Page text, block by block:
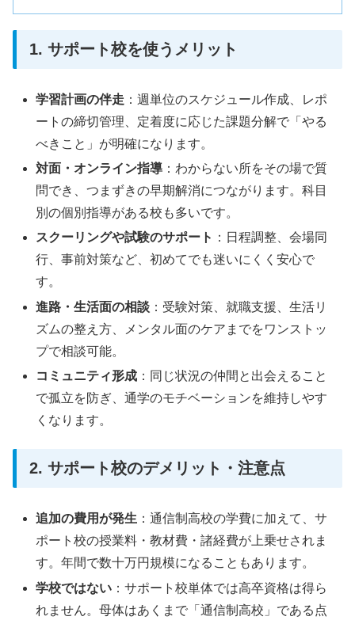
1. サポート校を使うメリット
学習計画の伴走 ：週単位のスケジュール作成、レポ
ートの締切管理、定着度に応じた課題分解で「やる
べきこと」が明確になります。
対面・オンライン指導 ：わからない所をその場で質
問でき、つまずきの早期解消につながります。科目
別の個別指導がある校も多いです。
スクーリングや試験のサポート ：日程調整、会場同
行、事前対策など、初めてでも迷いにくく安心で
す。
進路・生活面の相談 ：受験対策、就職支援、生活リ
ズムの整え方、メンタル面のケアまでをワンストッ
プで相談可能。
コミュニティ形成 ：同じ状況の仲間と出会えること
で孤立を防ぎ、通学のモチベーションを維持しやす
くなります。
2. サポート校のデメリット・注意点
追加の費用が発生 ：通信制高校の学費に加えて、サ
ポート校の授業料・教材費・諸経費が上乗せされま
す。年間で数十万円規模になることもあります。
学校ではない ：サポート校単体では高卒資格は得ら
れません。母体はあくまで「通信制高校」である点